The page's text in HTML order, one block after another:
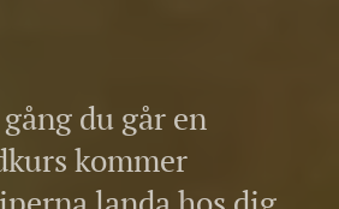
du går en
kommer